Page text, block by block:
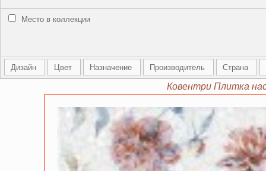
Место в коллекции
Дизайн Цвет Назначение Производитель Страна
Ковентри Плитка